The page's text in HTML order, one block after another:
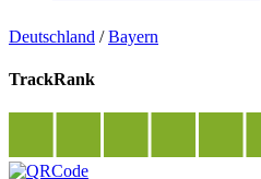
Deutschland /Bayern
TrackRank